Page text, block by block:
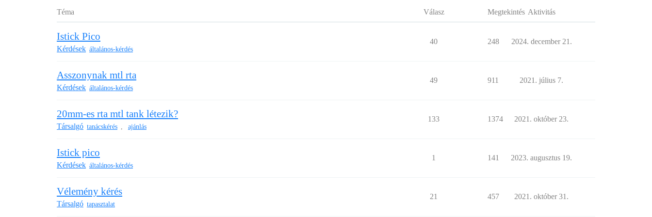
Téma Válasz Megtekintés Aktivitás
Istick Pico
Kérdések általános-kérdés
40 248 2024. december 21.
Asszonynak mtl rta
Kérdések általános-kérdés
49 911 2021. július 7.
20mm-es rta mtl tank létezik?
Társalgó tanácskérés , ajánlás
133 1374 2021. október 23.
Istick pico
Kérdések általános-kérdés
1 141 2023. augusztus 19.
Vélemény kérés
Társalgó tapasztalat
21 457 2021. október 31.